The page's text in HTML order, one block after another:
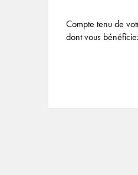
Compte tenu de
dont vous